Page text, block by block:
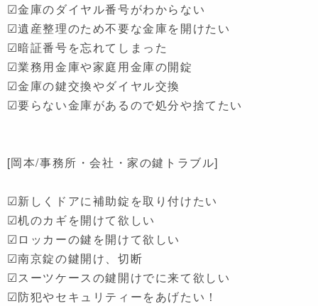
☑金庫のダイヤル番号がわからない
☑遺産整理のため不要な金庫を開けたい
☑暗証番号を忘れてしまった
☑業務用金庫や家庭用金庫の開錠
☑金庫の鍵交換やダイヤル交換
☑要らない金庫があるので処分や捨てたい
[岡本/事務所・会社・家の鍵トラブル]
☑新しくドアに補助錠を取り付けたい
☑机のカギを開けて欲しい
☑ロッカーの鍵を開けて欲しい
☑南京錠の鍵開け、切断
☑スーツケースの鍵開けでに来て欲しい
☑防犯やセキュリティーをあげたい！